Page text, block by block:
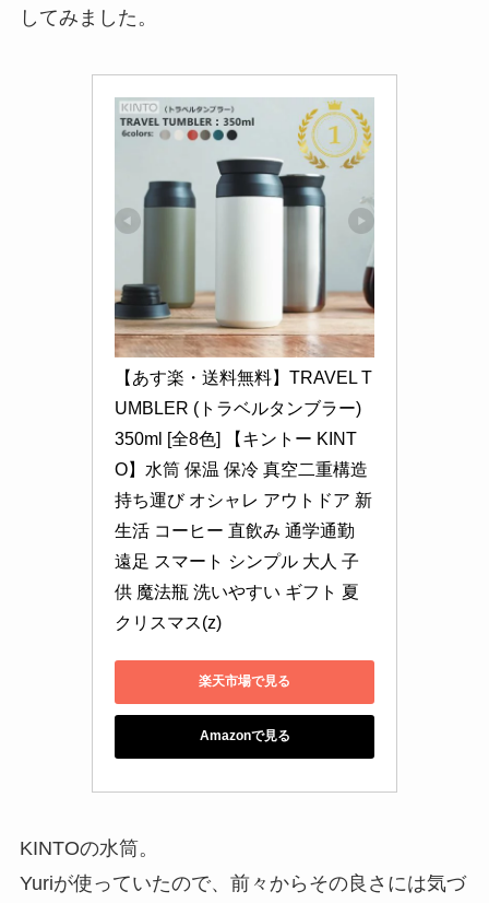
してみました。
【あす楽・送料無料】TRAVEL T
UMBLER (トラベルタンブラー)
350ml [全8色] 【キントー KINT
O】水筒 保温 保冷 真空二重構造
持ち運び オシャレ アウトドア 新
生活 コーヒー 直飲み 通学通勤
遠足 スマート シンプル 大人 子
供 魔法瓶 洗いやすい ギフト 夏
クリスマス(z)
楽天市場で見る
Amazonで見る
KINTOの水筒。
Yuriが使っていたので、前々からその良さには気づ